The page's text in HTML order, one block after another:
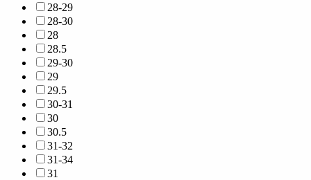
28-29
28-30
28
28.5
29-30
29
29.5
30-31
30
30.5
31-32
31-34
31